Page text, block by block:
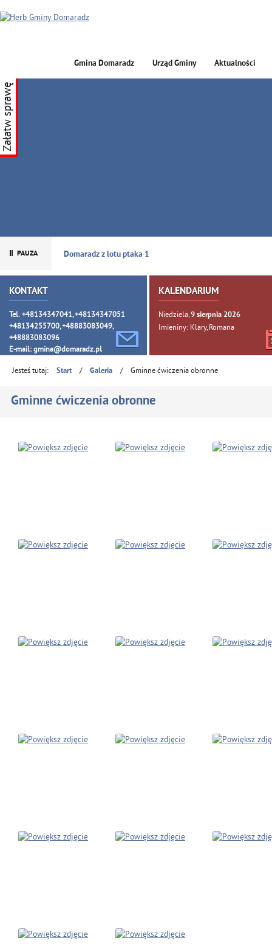
GMINA DOMARADZ
Gmina Domaradz Urząd Gminy Aktualności
Domaradz z lotu ptaka 1
KONTAKT
Tel. +48134347041, +48134347051
+48134255700, +48883083049,
+48883083096
E-mail: gmina@domaradz.pl
KALENDARIUM
Niedziela, 9sierpnia 2026
Imieniny: Klary, Romana
Załatw sprawę
Jesteś tutaj: Start / Galeria / Gminne ćwiczenia obronne
Gminne ćwiczenia obronne